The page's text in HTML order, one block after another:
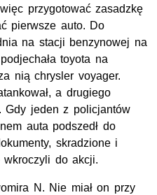
przygotować zasadzkę
pierwsze auto. Do
na stacji benzynowej na
toyota na
nią chrysler voyager.
a drugiego
Gdy jeden z policjantów
auta podszedł do
skradzione i
wkroczyli do akcji.
N. Nie miał on przy